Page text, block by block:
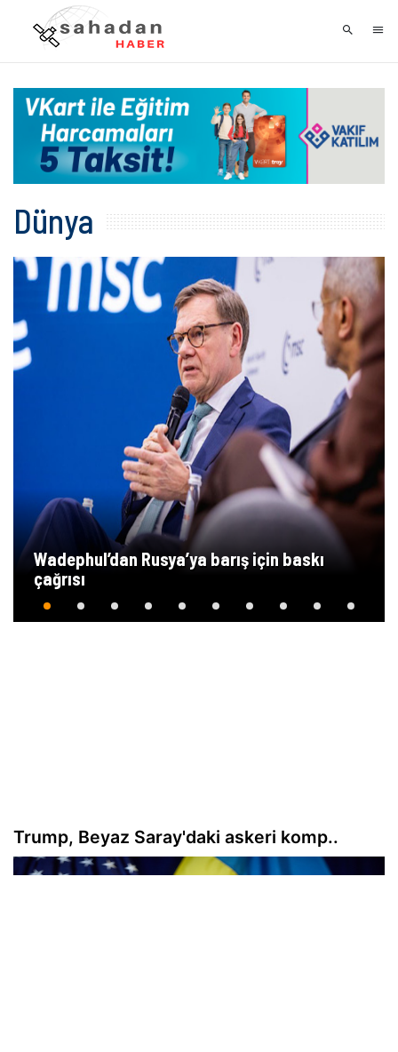
Dünya
Wadephul’dan Rusya’ya barış için baskı
çağrısı
Trump, Beyaz Saray'daki askeri komp..